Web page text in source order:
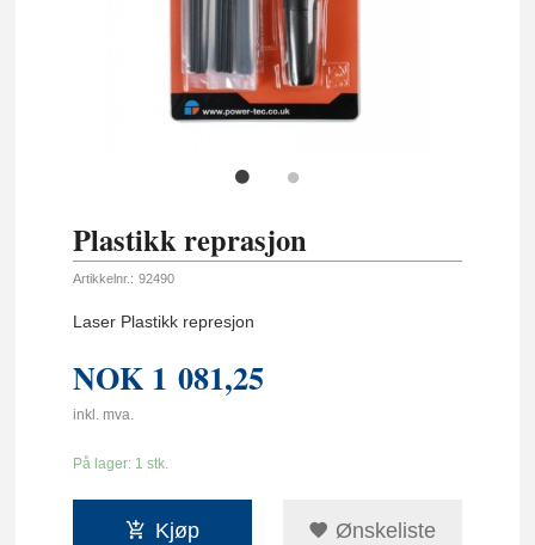
Plastikk reprasjon
Artikkelnr.: 92490
Laser Plastikk represjon
NOK 1 081,25
inkl. mva.
På lager: 1 stk.
Kjøp Ønskeliste